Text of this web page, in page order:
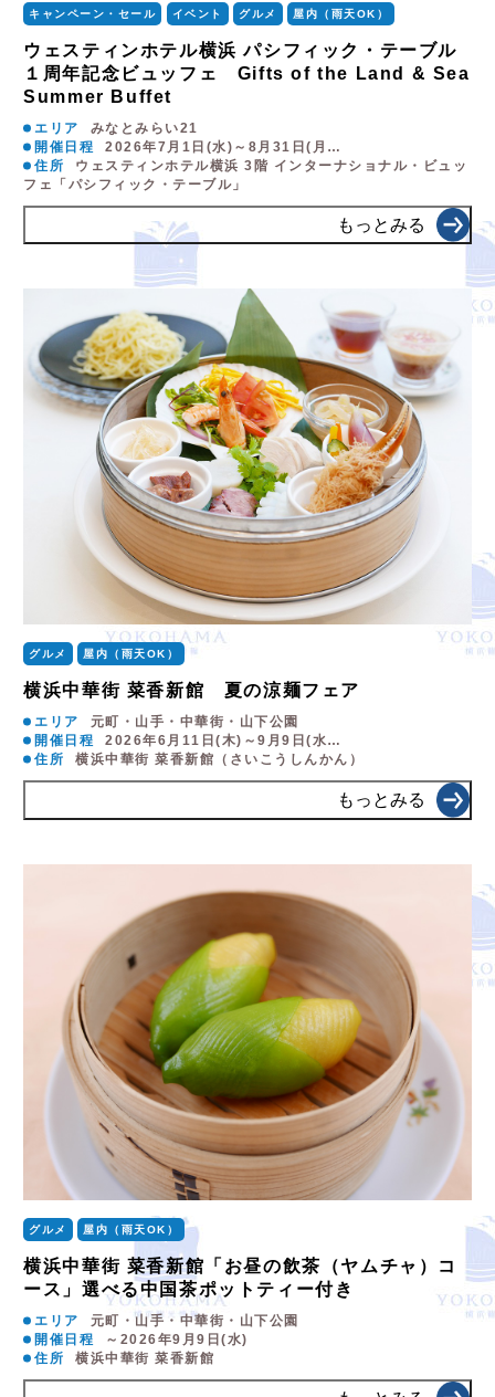
キャンペーン・セール イベント グルメ 屋内（雨天OK）
ウェスティンホテル横浜 パシフィック・テーブル
１周年記念ビュッフェ Gifts of the Land & Sea
Summer Buffet
エリア
みなとみらい21
開催日程
2026年7月1日(水)～8月31日(月…
住所
ウェスティンホテル横浜 3階 インターナショナル・ビュッ
フェ「パシフィック・テーブル」
もっとみる
グルメ 屋内（雨天OK）
横浜中華街 菜香新館 夏の涼麺フェア
エリア
元町・山手・中華街・山下公園
開催日程
2026年6月11日(木)～9月9日(水…
住所
横浜中華街 菜香新館（さいこうしんかん）
もっとみる
グルメ 屋内（雨天OK）
横浜中華街 菜香新館「お昼の飲茶（ヤムチャ）コ
ース」選べる中国茶ポットティー付き
エリア
元町・山手・中華街・山下公園
開催日程
～2026年9月9日(水)
住所
横浜中華街 菜香新館